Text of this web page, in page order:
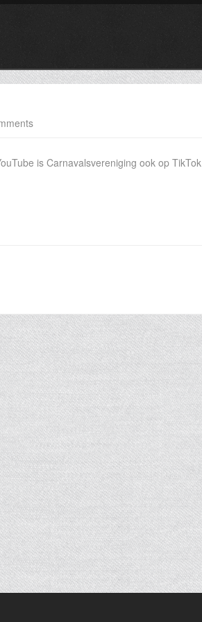
is Carnavalsvereniging ook op TikTok